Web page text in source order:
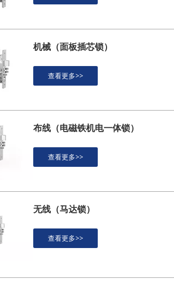
机械（面板插芯锁）
查看更多>>
布线（电磁铁机电一体锁）
查看更多>>
无线（马达锁）
查看更多>>